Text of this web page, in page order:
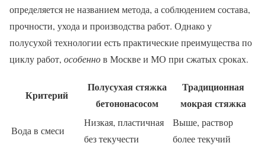
определяется не названием метода, а соблюдением состава,
прочности, ухода и производства работ. Однако у
полусухой технологии есть практические преимущества по
циклу работ, особеннов Москве и МО при сжатых сроках.
Критерий
Полусухая стяжка
бетононасосом
Традиционная
мокрая стяжка
Вода в смеси
Низкая, пластичная
без текучести
Выше, раствор
более текучий